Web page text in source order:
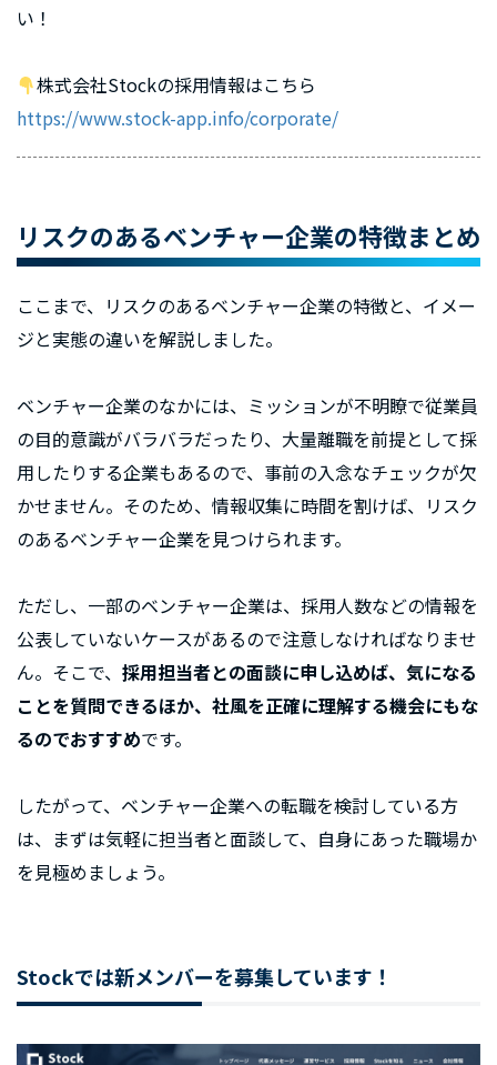
い！
株式会社Stockの採用情報はこちら
https://www.stock-app.info/corporate/
リスクのあるベンチャー企業の特徴まとめ
ここまで、リスクのあるベンチャー企業の特徴と、イメー
ジと実態の違いを解説しました。
ベンチャー企業のなかには、ミッションが不明瞭で従業員
の目的意識がバラバラだったり、大量離職を前提として採
用したりする企業もあるので、事前の入念なチェックが欠
かせません。そのため、情報収集に時間を割けば、リスク
のあるベンチャー企業を見つけられます。
ただし、一部のベンチャー企業は、採用人数などの情報を
公表していないケースがあるので注意しなければなりませ
ん。そこで、 採用担当者との面談に申し込めば、気になる
ことを質問できるほか、社風を正確に理解する機会にもな
るのでおすすめです。
したがって、ベンチャー企業への転職を検討している方
は、まずは気軽に担当者と面談して、自身にあった職場か
を見極めましょう。
Stockでは新メンバーを募集しています！